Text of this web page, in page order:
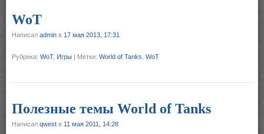
WoT
Написал admin в 17 мая 2013, 17:31
Рубрика: WoT, Игры | Метки: World of Tanks WoT
Полезные темы World of Tanks
Написал qwest в 11 мая 2011, 14:28